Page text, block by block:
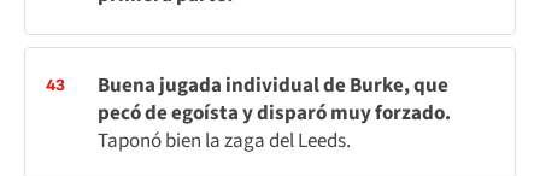
43
Buena jugada individual de Burke, que
pecó de egoísta y disparó muy forzado.
Taponó bien la zaga del Leeds.